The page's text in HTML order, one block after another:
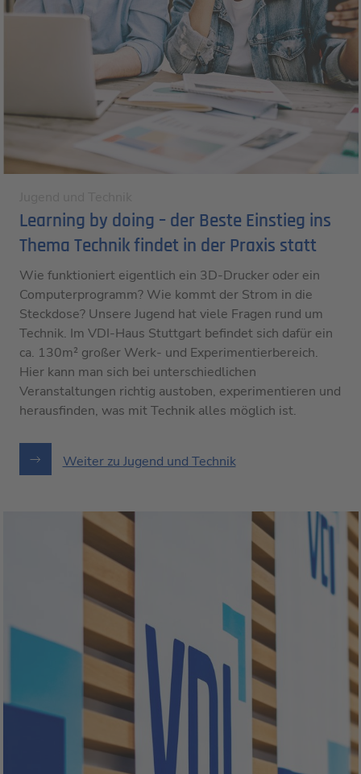
Learning by doing – der Beste Einstieg ins
Thema Technik findet in der Praxis statt
Wie funktioniert eigentlich ein 3D-Drucker oder ein
Computerprogramm? Wie kommt der Strom in die
Steckdose? Unsere Jugend hat viele Fragen rund um
Technik. Im VDI-Haus Stuttgart befindet sich dafür ein
ca. 130m² großer Werk- und Experimentierbereich.
Hier kann man sich bei unterschiedlichen
Veranstaltungen richtig austoben, experimentieren und
herausfinden, was mit Technik alles möglich ist.
Weiter zu Jugend und Technik